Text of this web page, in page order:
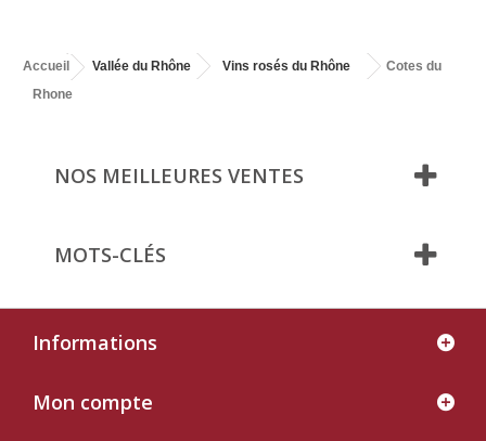
Accueil Vallée du Rhône Vins rosés du Rhône
Cotes du
Rhone
NOS MEILLEURES VENTES
MOTS-CLÉS
Informations
Mon compte